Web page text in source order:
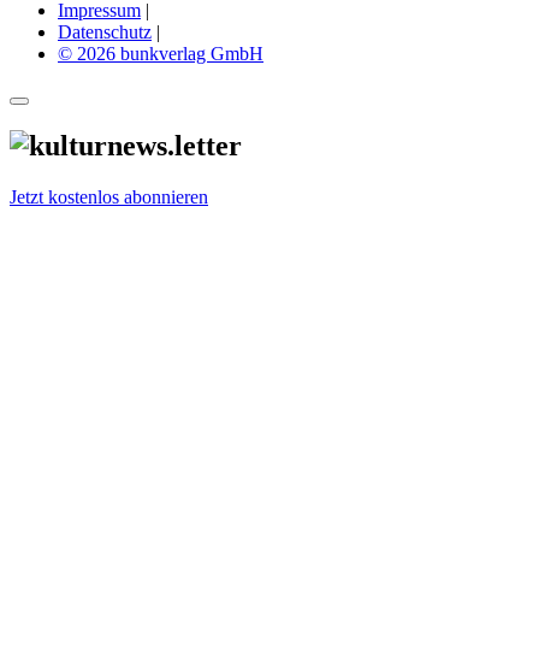
Impressum |
Datenschutz |
© 2026 bunkverlag GmbH
Jetzt kostenlos abonnieren